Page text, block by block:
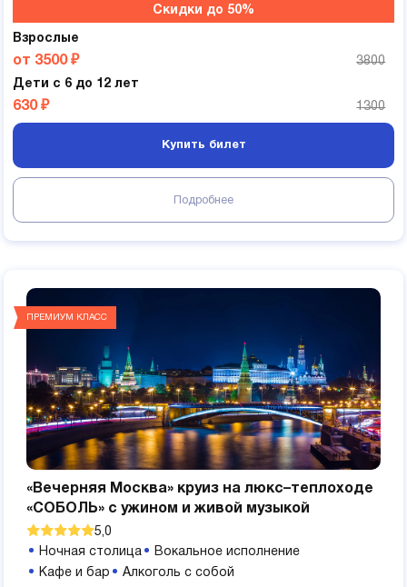
Скидки до 50%
Взрослые
3800
от 3500 ₽
Дети с 6 до 12 лет
1300
630 ₽
Купить билет
Подробнее
ПРЕМИУМ КЛАСС
«Вечерняя Москва» круиз на люкс–теплоходе
«СОБОЛЬ» с ужином и живой музыкой
5,0
Ночная столица
Вокальное исполнение
Кафе и бар
Алкоголь с собой